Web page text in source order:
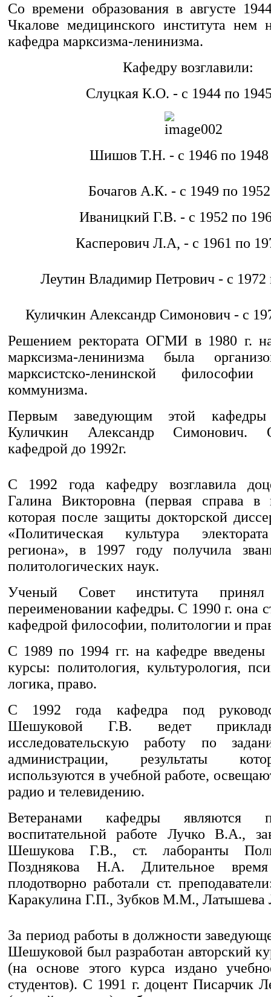
Со времени образования в августе
Чкалове медицинского института нем
кафедра марксизма-ленинизма.
Кафедру возглавили:
Слуцкая К.О. - с 1944 по 1945
Шишов Т.Н. - с 1946 по 1948
Бочагов А.К. - с 1949 по 1952
Иваницкий Г.В. - с 1952 по
Касперович Л.А, - с 1961 по
Леутин Владимир Петрович - с 1972
Куличкин Александр Симонович - с
Решением ректората ОГМИ в 1980 г.
марксизма-ленинизма была
марксистско-ленинской
коммунизма.
Первым заведующим этой
Куличкин Александр Симонович.
кафедрой до 1992г.
С 1992 года кафедру возглавила
Галина Викторовна (первая справа в
которая после защиты докторской
«Политическая культура
региона», в 1997 году получила
политологических наук.
Ученый Совет института
переименовании кафедры. С 1990 г. она
кафедрой философии, политологии и
С 1989 по 1994 гг. на кафедре
курсы: политология, культурология,
логика, право.
С 1992 года кафедра под
Шешуковой Г.В. ведет
исследовательскую работу по
администрации, результаты
используются в учебной работе,
радио и телевидению.
Ветеранами кафедры являются
воспитательной работе Лучко В.А.,
Шешукова Г.В., ст. лаборанты
Позднякова Н.А. Длительное
плодотворно работали ст.
Каракулина Г.П., Зубков М.М.,
За период работы в должности
Шешуковой был разработан авторский
(на основе этого курса издано
студентов). С 1991 г. доцент Писарчик